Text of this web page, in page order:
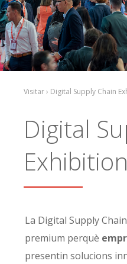
Visitar › Digital Supply Chain
Digital
Exhibition
La Digital Supply
premium perquè
presentin solucions